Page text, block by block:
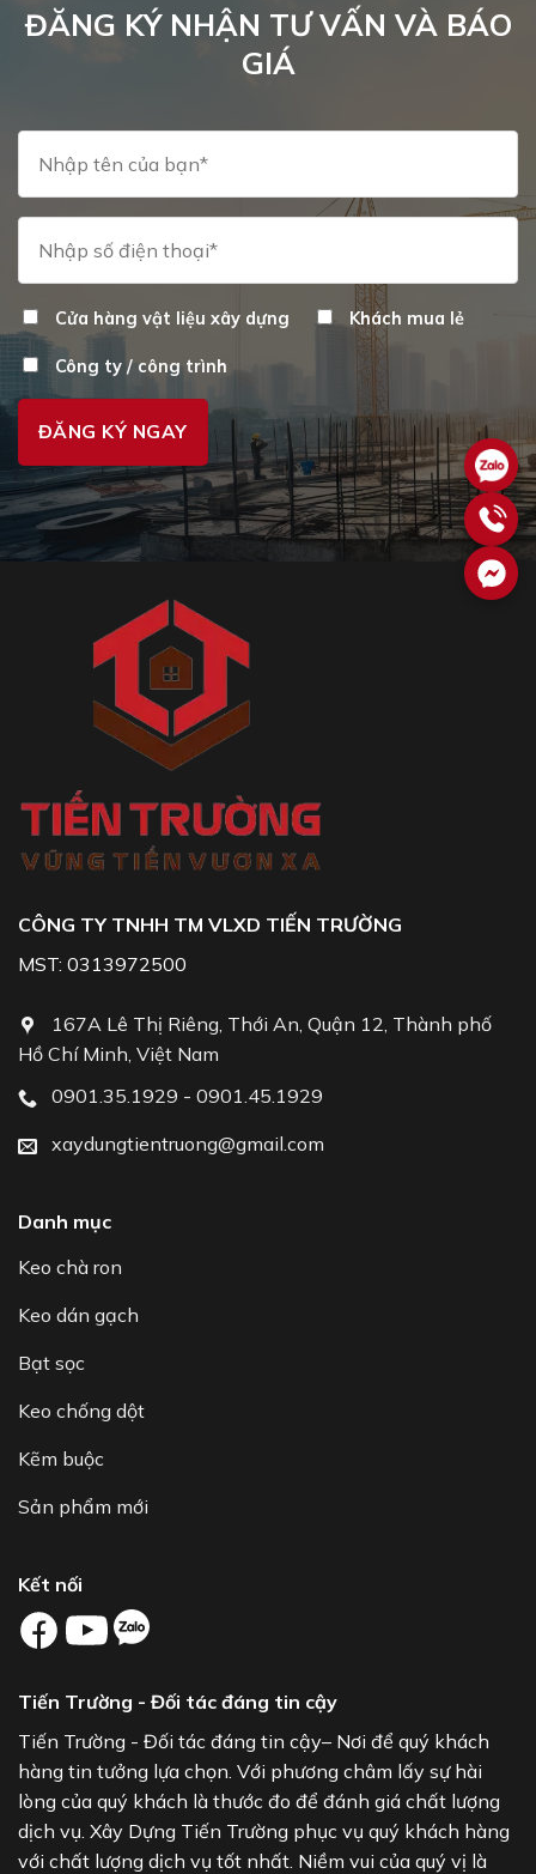
ĐĂNG KÝ NHẬN TƯ VẤN VÀ BÁO
GIÁ
Cửa hàng vật liệu xây dựng Khách mua lẻ
Công ty / công trình
CÔNG TY TNHH TM VLXD TIẾN TRƯỜNG
MST: 0313972500
167A Lê Thị Riêng, Thới An, Quận 12, Thành phố
Hồ Chí Minh, Việt Nam
0901.35.1929 - 0901.45.1929
xaydungtientruong@gmail.com
Danh mục
Keo chà ron
Keo dán gạch
Bạt sọc
Keo chống dột
Kẽm buộc
Sản phẩm mới
Kết nối
Tiến Trường - Đối tác đáng tin cậy
Tiến Trường - Đối tác đáng tin cậy– Nơi để quý khách
hàng tin tưởng lựa chọn. Với phương châm lấy sự hài
lòng của quý khách là thước đo để đánh giá chất lượng
dịch vụ. Xây Dựng Tiến Trường phục vụ quý khách hàng
với chất lượng dịch vụ tốt nhất. Niềm vui của quý vị là